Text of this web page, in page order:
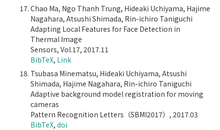
Chao Ma, Ngo Thanh Trung, Hideaki Uchiyama, Hajime
Nagahara, Atsushi Shimada, Rin-ichiro Taniguchi
Adapting Local Features for Face Detection in
Thermal Image
Sensors, Vol.17, 2017.11
BibTeX, Link
Tsubasa Minematsu, Hideaki Uchiyama, Atsushi
Shimada, Hajime Nagahara, Rin-ichiro Taniguchi
Adaptive background model registration for moving
cameras
Pattern Recognition Letters（SBMI2017）, 2017.03
BibTeX, doi